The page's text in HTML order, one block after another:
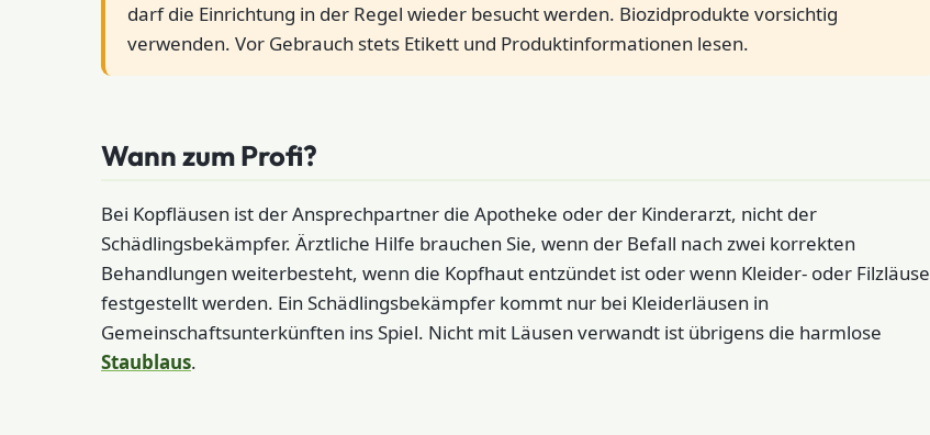
darf die Einrichtung in der Regel wieder besucht werden. Biozidprodukte vorsichtig
verwenden. Vor Gebrauch stets Etikett und Produktinformationen lesen.
Wann zum Profi?
Bei Kopfläusen ist der Ansprechpartner die Apotheke oder der Kinderarzt, nicht der
Schädlingsbekämpfer. Ärztliche Hilfe brauchen Sie, wenn der Befall nach zwei korrekten
Behandlungen weiterbesteht, wenn die Kopfhaut entzündet ist oder wenn Kleider- oder Filzläuse
festgestellt werden. Ein Schädlingsbekämpfer kommt nur bei Kleiderläusen in
Gemeinschaftsunterkünften ins Spiel. Nicht mit Läusen verwandt ist übrigens die harmlose
Staublaus.